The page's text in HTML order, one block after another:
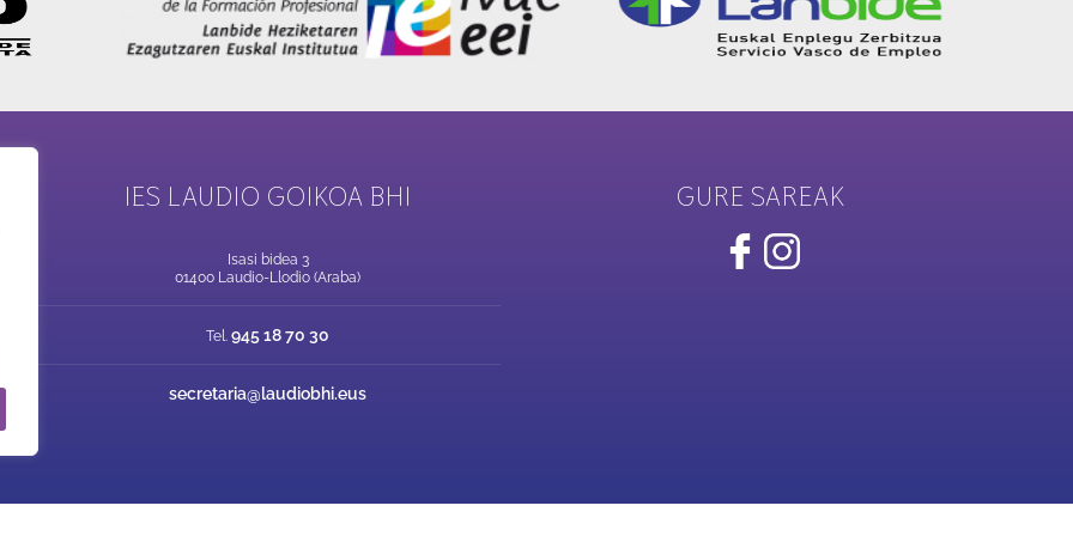
IES LAUDIO GOIKOA BHI
Isasi bidea 3
01400 Laudio-Llodio (Araba)
Tel.945 18 70 30
secretaria@laudiobhi.eus
GURE SAREAK